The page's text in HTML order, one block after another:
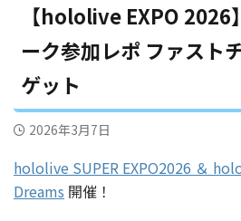
【hololive EXPO 2026
ーク参加レポ ファスト
ゲット
2026年3月7日
hololive SUPER EXPO2026 ＆
Dreams 開催！